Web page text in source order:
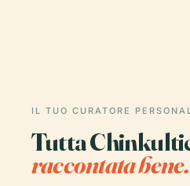
IL TUO CURATORE
Tutta
raccontata bene.